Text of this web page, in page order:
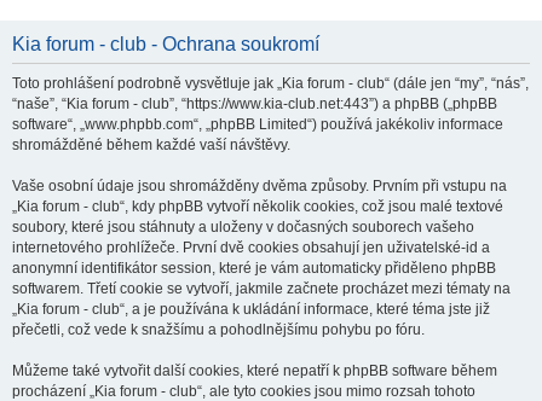
Kia forum - club - Ochrana soukromí
Toto prohlášení podrobně vysvětluje jak „Kia forum - club“ (dále jen “my”, “nás”,
“naše”, “Kia forum - club”, “https://www.kia-club.net:443”) a phpBB („phpBB
software“, „www.phpbb.com“, „phpBB Limited“) používá jakékoliv informace
shromážděné během každé vaší návštěvy.
Vaše osobní údaje jsou shromážděny dvěma způsoby. Prvním při vstupu na
„Kia forum - club“, kdy phpBB vytvoří několik cookies, což jsou malé textové
soubory, které jsou stáhnuty a uloženy v dočasných souborech vašeho
internetového prohlížeče. První dvě cookies obsahují jen uživatelské-id a
anonymní identifikátor session, které je vám automaticky přiděleno phpBB
softwarem. Třetí cookie se vytvoří, jakmile začnete procházet mezi tématy na
„Kia forum - club“, a je používána k ukládání informace, které téma jste již
přečetli, což vede k snažšímu a pohodlnějšímu pohybu po fóru.
Můžeme také vytvořit další cookies, které nepatří k phpBB software během
procházení „Kia forum - club“, ale tyto cookies jsou mimo rozsah tohoto